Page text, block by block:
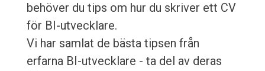
behöver du tips om hur du skriver ett CV
för BI-utvecklare.
Vi har samlat de bästa tipsen från
erfarna BI-utvecklare - ta del av deras